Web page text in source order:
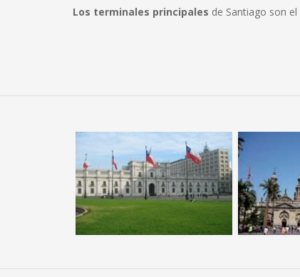
Los terminales principales de Santiago son el